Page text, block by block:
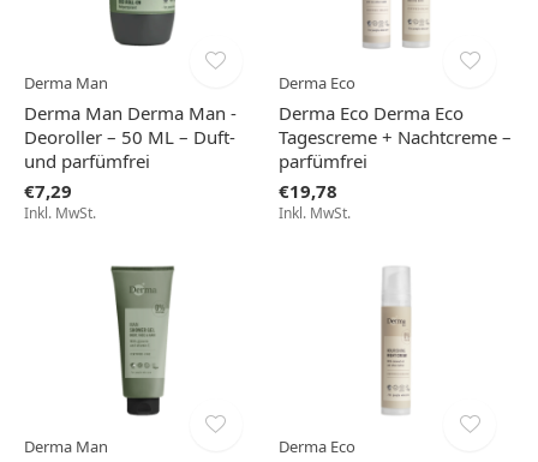
Derma Man
Derma Man Derma Man -
Deoroller – 50 ML – Duft-
und parfümfrei
€7,29
Inkl. MwSt.
Derma Eco
Derma Eco Derma Eco
Tagescreme + Nachtcreme –
parfümfrei
€19,78
Inkl. MwSt.
Derma Man Derma Eco